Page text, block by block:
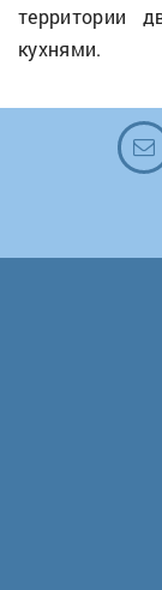
территории
кухнями.